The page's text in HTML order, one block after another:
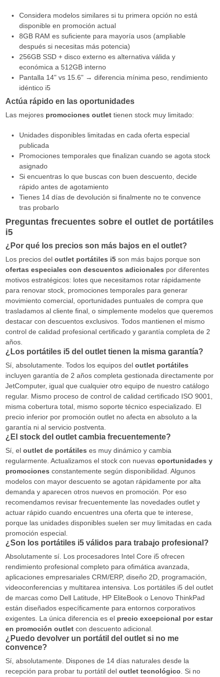
Considera modelos similares si tu primera opción no está
disponible en promoción actual
8GB RAM es suficiente para mayoría usos (ampliable
después si necesitas más potencia)
256GB SSD + disco externo es alternativa válida y
económica a 512GB interno
Pantalla 14" vs 15.6" → diferencia mínima peso, rendimiento
idéntico i5
Actúa rápido en las oportunidades
Las mejores promociones outlettienen stock muy limitado:
Unidades disponibles limitadas en cada oferta especial
publicada
Promociones temporales que finalizan cuando se agota stock
asignado
Si encuentras lo que buscas con buen descuento, decide
rápido antes de agotamiento
Tienes 14 días de devolución si finalmente no te convence
tras probarlo
Preguntas frecuentes sobre el outlet de portátiles
i5
¿Por qué los precios son más bajos en el outlet?
Los precios del outlet portátiles i5son más bajos porque son
ofertas especiales con descuentos adicionales por diferentes
motivos estratégicos: lotes que necesitamos rotar rápidamente
para renovar stock, promociones temporales para generar
movimiento comercial, oportunidades puntuales de compra que
trasladamos al cliente final, o simplemente modelos que queremos
destacar con descuentos exclusivos. Todos mantienen el mismo
control de calidad profesional certificado y garantía completa de 2
años.
¿Los portátiles i5 del outlet tienen la misma garantía?
Sí, absolutamente. Todos los equipos del outlet portátiles
incluyen garantía de 2 años completa gestionada directamente por
JetComputer, igual que cualquier otro equipo de nuestro catálogo
regular. Mismo proceso de control de calidad certificado ISO 9001,
misma cobertura total, mismo soporte técnico especializado. El
precio inferior por promoción outlet no afecta en absoluto a la
garantía ni al servicio postventa.
¿El stock del outlet cambia frecuentemente?
Sí, el outlet de portátiles es muy dinámico y cambia
regularmente. Actualizamos el stock con nuevas oportunidades y
promociones constantemente según disponibilidad. Algunos
modelos con mayor descuento se agotan rápidamente por alta
demanda y aparecen otros nuevos en promoción. Por eso
recomendamos revisar frecuentemente las novedades outlet y
actuar rápido cuando encuentres una oferta que te interese,
porque las unidades disponibles suelen ser muy limitadas en cada
promoción especial.
¿Son los portátiles i5 válidos para trabajo profesional?
Absolutamente sí. Los procesadores Intel Core i5 ofrecen
rendimiento profesional completo para ofimática avanzada,
aplicaciones empresariales CRM/ERP, diseño 2D, programación,
videoconferencias y multitarea intensiva. Los portátiles i5 del outlet
de marcas como Dell Latitude, HP EliteBook o Lenovo ThinkPad
están diseñados específicamente para entornos corporativos
exigentes. La única diferencia es el precio excepcional por estar
en promoción outletcon descuento adicional.
¿Puedo devolver un portátil del outlet si no me
convence?
Sí, absolutamente. Dispones de 14 días naturales desde la
recepción para probar tu portátil del outlet tecnológico. Si no